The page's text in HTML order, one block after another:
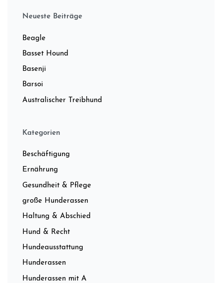
Neueste Beiträge
Beagle
Basset Hound
Basenji
Barsoi
Australischer Treibhund
Kategorien
Beschäftigung
Ernährung
Gesundheit & Pflege
große Hunderassen
Haltung & Abschied
Hund & Recht
Hundeausstattung
Hunderassen
Hunderassen mit A